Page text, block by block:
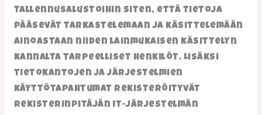
tallennusalustoihin siten, että tietoja
pääsevät tarkastelemaan ja käsittelemään
ainoastaan niiden lainmukaisen käsittelyn
kannalta tarpeelliset henkilöt. Lisäksi
tietokantojen ja järjestelmien
käyttötapahtumat rekisteröityvät
rekisterinpitäjän IT-järjestelmän